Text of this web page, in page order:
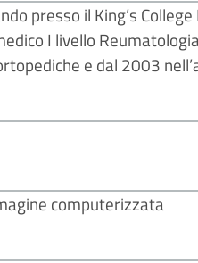
presso il King’s
I livello
e dal 2003
computerizzata